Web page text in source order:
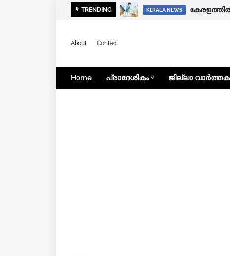
TRENDING KERALA NEWS
KERALA NEWS
About Contact
Home പ്രാദേശികം ജില്ലാ